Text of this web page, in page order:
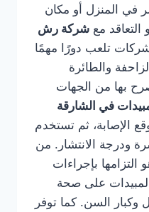
في المنزل أو مكان
مع شركة رش
تلعب دورًا مهمًا
والطائرة
بها من الجهات
في الشارقة
الإصابة، ثم تستخدم
ودرجة الانتشار. من
بإجراءات
على صحة
وكبار السن. كما توفر